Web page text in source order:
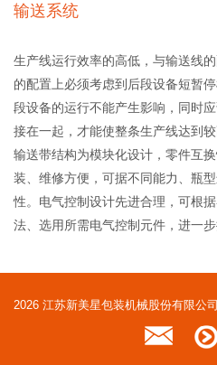
输送系统
生产线运行效率的高低，与输送线
的配置上必须考虑到后段设备短暂
段设备的运行不能产生影响，同时
接在一起，才能使整条生产线达到较
输送带结构为模块化设计，零件互
装、维修方便，可据不同能力、瓶
性。电气控制设计先进合理，可根
法、选用所需电气控制元件，进一步
2026 江苏新美星包装机械股份有限公